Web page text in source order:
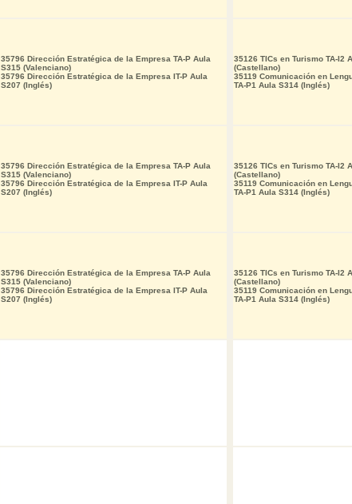
35796 Dirección Estratégica de la Empresa TA-P Aula
S315 (Valenciano)
35796 Dirección Estratégica de la Empresa IT-P Aula
S207 (Inglés)
35796 Dirección Estratégica de la Empresa TA-P Aula
S315 (Valenciano)
35796 Dirección Estratégica de la Empresa IT-P Aula
S207 (Inglés)
35796 Dirección Estratégica de la Empresa TA-P Aula
S315 (Valenciano)
35796 Dirección Estratégica de la Empresa IT-P Aula
S207 (Inglés)
35126 TICs en Turismo TA-I2
(Castellano)
35119 Comunicación en
TA-P1 Aula S314 (Inglés)
35126 TICs en Turismo TA-I2
(Castellano)
35119 Comunicación en
TA-P1 Aula S314 (Inglés)
35126 TICs en Turismo TA-I2
(Castellano)
35119 Comunicación en
TA-P1 Aula S314 (Inglés)